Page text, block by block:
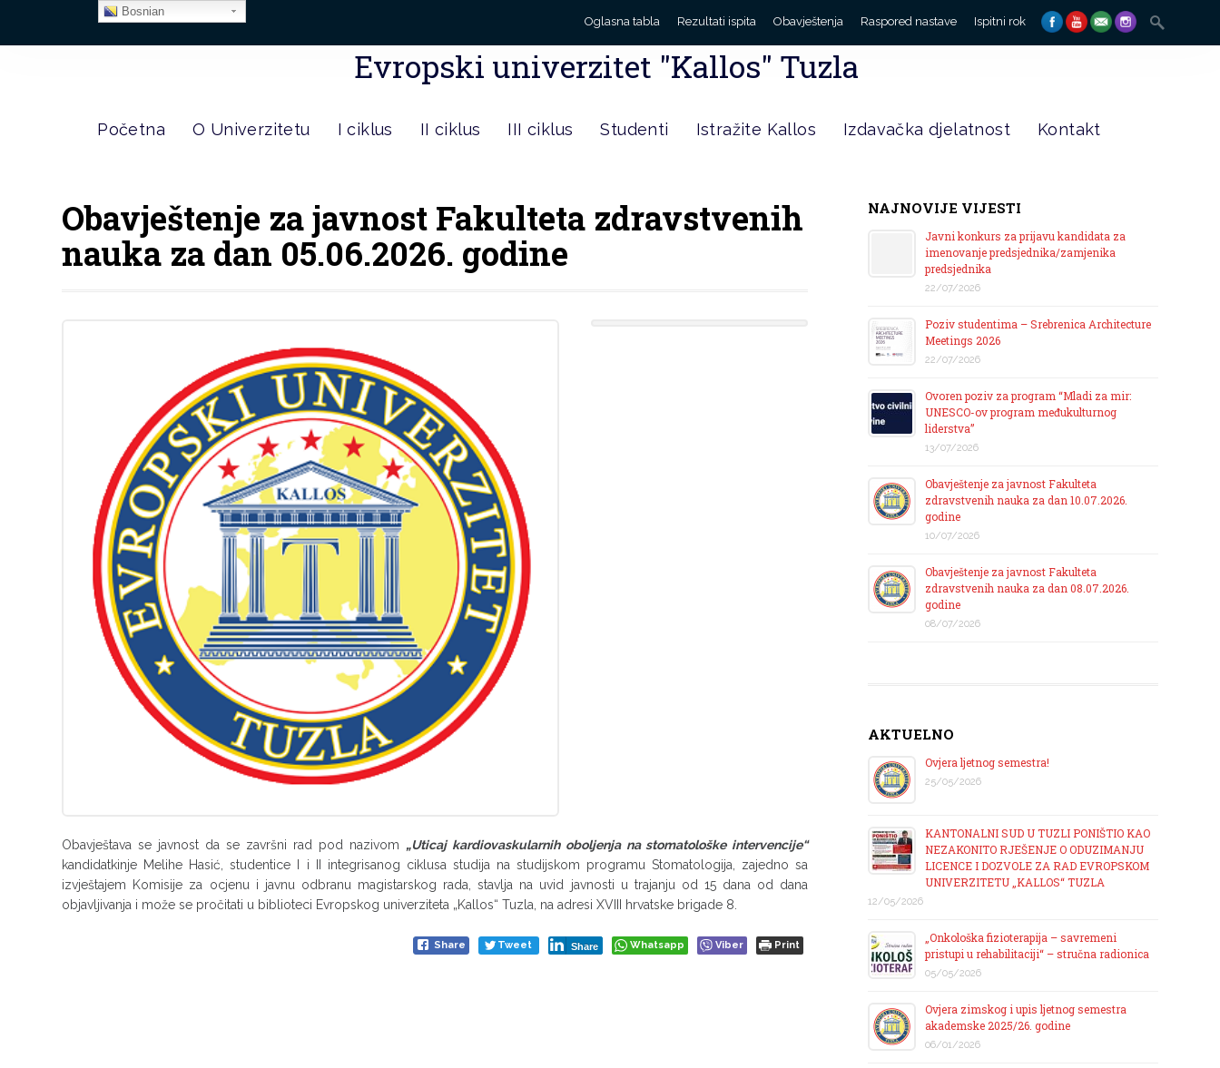
Oglasna tabla Rezultati ispita Obavještenja Raspored nastave Ispitni rok
Search
for:
Evropski univerzitet "Kallos" Tuzla
Početna O Univerzitetu I ciklus II ciklus III ciklus Studenti Istražite Kallos Izdavačka djelatnost Kontakt
Obavještenje za javnost Fakulteta zdravstvenih
nauka za dan 05.06.2026. godine
Obavještava se javnost da se završni rad pod nazivom „Uticaj kardiovaskularnih oboljenja na stomatološke intervencije“
kandidatkinje Melihe Hasić, studentice I i II integrisanog ciklusa studija na studijskom programu Stomatologija, zajedno sa
izvještajem Komisije za ocjenu i javnu odbranu magistarskog rada, stavlja na uvid javnosti u trajanju od 15 dana od dana
objavljivanja i može se pročitati u biblioteci Evropskog univerziteta „Kallos“ Tuzla, na adresi XVIII hrvatske brigade 8.
Share Tweet Share Whatsapp Viber Print
NAJNOVIJE VIJESTI
Javni konkurs za prijavu kandidata za
imenovanje predsjednika/zamjenika
predsjednika
22/07/2026
Poziv studentima – Srebrenica Architecture
Meetings 2026
22/07/2026
Ovoren poziv za program “Mladi za mir:
UNESCO-ov program međukulturnog
liderstva”
13/07/2026
Obavještenje za javnost Fakulteta
zdravstvenih nauka za dan 10.07.2026.
godine
10/07/2026
Obavještenje za javnost Fakulteta
zdravstvenih nauka za dan 08.07.2026.
godine
08/07/2026
AKTUELNO
Ovjera ljetnog semestra!
25/05/2026
KANTONALNI SUD U TUZLI PONIŠTIO KAO
NEZAKONITO RJEŠENJE O ODUZIMANJU
LICENCE I DOZVOLE ZA RAD EVROPSKOM
UNIVERZITETU „KALLOS“ TUZLA
12/05/2026
„Onkološka fizioterapija – savremeni
pristupi u rehabilitaciji“ – stručna radionica
05/05/2026
Ovjera zimskog i upis ljetnog semestra
akademske 2025/26. godine
06/01/2026
Bosnian